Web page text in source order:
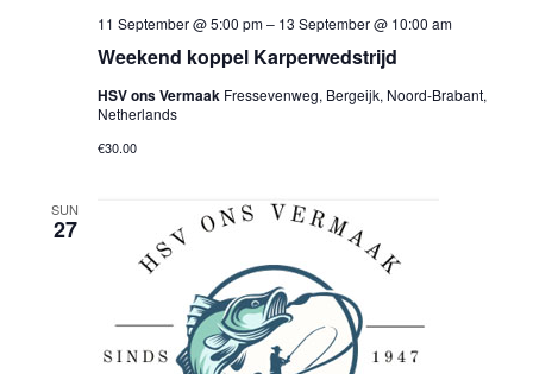
Weekend koppel Karperwedstrijd
11 September @ 5:00 pm– 13 September @ 10:00 am
HSV ons Vermaak Fressevenweg, Bergeijk, Noord-Brabant,
Netherlands
€30.00
SUN
27